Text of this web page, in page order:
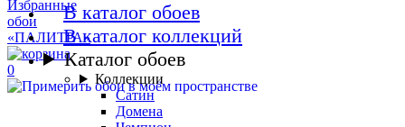
0
В каталог обоев
В каталог коллекций
Каталог обоев
Коллекции
Сатин
Домена